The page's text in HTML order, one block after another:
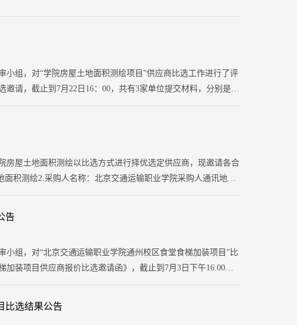
小组，对“学院房屋土地面积测绘项目”供应商比选工作进行了评
请，截止到7月22日16：00，共有3家单位提交材料，分别是北
屋土地面积测绘以比选方式进行择优选定供应商，现邀请各合
积测绘2.采购人名称：北京交通运输职业学院采购人通讯地
告
组，对“北京交通运输职业学院通州校区食堂食梯加装项目”比
装项目供应商报价比选邀请函》，截止到7月3日下午16:00，
比选结果公告